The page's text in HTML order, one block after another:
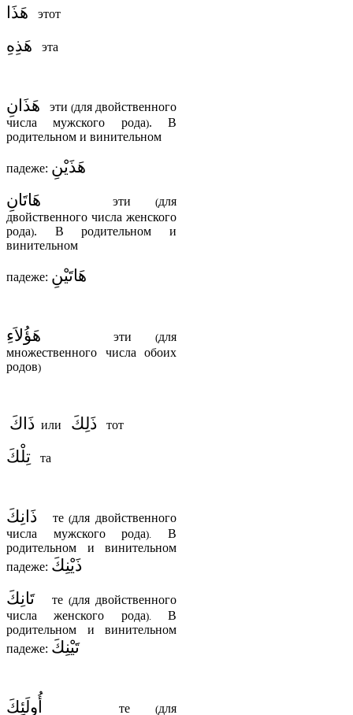
هَذَا этот
هَذِهِ эта
هَذَانِ эти (для двойственного
числа мужского рода). В
родительном и винительном
падеже: هَذَيْنِ
هَاتَانِ эти (для
двойственного числа женского
рода). В родительном и
винительном
падеже: هَاتَيْنِ
هَؤُلاَءِ эти (для
множественного числа обоих
родов)
ذَاكَ или ذَلِكَ тот
تِلْكَ та
ذَانِكَ те(для двойственного
числа мужского рода). В
родительном и винительном
падеже: ذَيْنِكَ
تَانِكَ те (для двойственного
числа женского рода).В
родительном и винительном
падеже: تَيْنِكَ
أُولَئِكَ те (для